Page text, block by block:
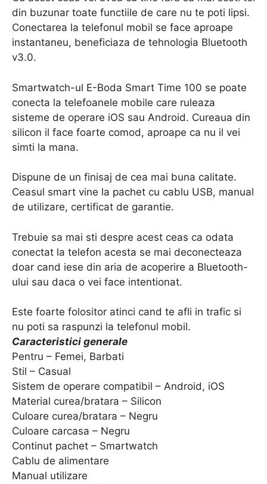
din buzunar toate functiile de care nu te poti lipsi.
Conectarea la telefonul mobil se face aproape
instantaneu, beneficiaza de tehnologia Bluetooth
v3.0.
Smartwatch-ul E-Boda Smart Time 100 se poate
conecta la telefoanele mobile care ruleaza
sisteme de operare iOS sau Android. Cureaua din
silicon il face foarte comod, aproape ca nu il vei
simti la mana.
Dispune de un finisaj de cea mai buna calitate.
Ceasul smart vine la pachet cu cablu USB, manual
de utilizare, certificat de garantie.
Trebuie sa mai sti despre acest ceas ca odata
conectat la telefon acesta se mai deconecteaza
doar cand iese din aria de acoperire a Bluetooth-
ului sau daca o vei face intentionat.
Este foarte folositor atinci cand te afli in trafic si
nu poti sa raspunzi la telefonul mobil.
Caracteristici generale
Pentru – Femei, Barbati
Stil – Casual
Sistem de operare compatibil – Android, iOS
Material curea/bratara – Silicon
Culoare curea/bratara – Negru
Culoare carcasa – Negru
Continut pachet – Smartwatch
Cablu de alimentare
Manual utilizare